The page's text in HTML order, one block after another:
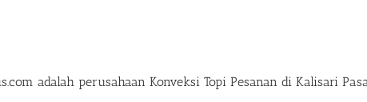
adalah perusahaan Konveksi Topi Pesanan di Kalisari